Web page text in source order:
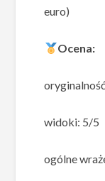
euro)
Ocena:
widoki: 5/5
ogólne